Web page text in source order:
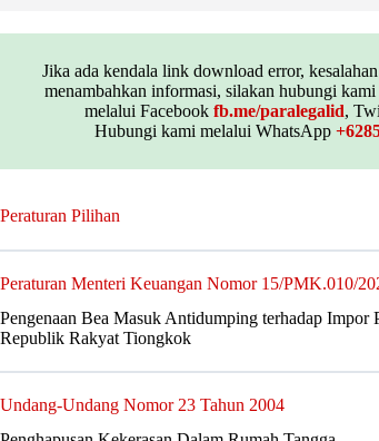
Jika ada kendala link download error,
menambahkan informasi, silakan hubungi
melalui Facebook fb.me/paralegalid,
Hubungi kami melalui WhatsApp
Peraturan Pilihan
Peraturan Menteri Keuangan Nomor 15/PMK.010/
Pengenaan Bea Masuk Antidumping terhadap
Republik Rakyat Tiongkok
Undang-Undang Nomor 23 Tahun 2004